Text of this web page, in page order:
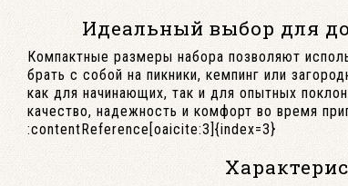
Идеальный выбор для
Компактные размеры набора позволяют
брать с собой на пикники, кемпинг или
как для начинающих, так и для опытных
качество, надежность и комфорт во время
:contentReference[oaicite:3]{index=3}